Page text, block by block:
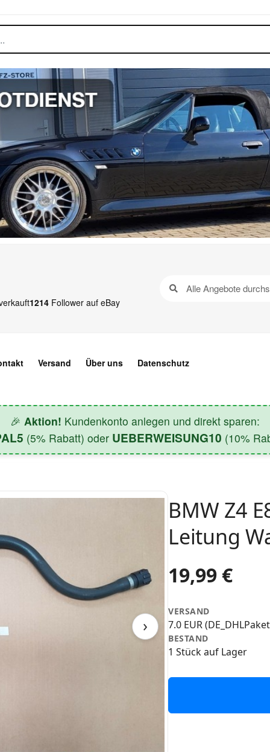
1214 Follower auf eBay
Versand Über uns Datenschutz
🎉 Aktion! Kundenkonto anlegen und direkt sparen:
(5% Rabatt) oder UEBERWEISUNG10 (10%
›
BMW Z4
Leitung
19,99 €
VERSAND
7.0 EUR
BESTAND
1 Stück auf Lager